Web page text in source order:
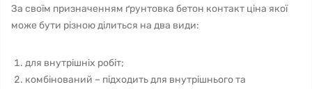
За своїм призначенням ґрунтовка бетон контакт ціна якої
може бути різною ділиться на два види:
для внутрішніх робіт;
комбінований – підходить для внутрішнього та